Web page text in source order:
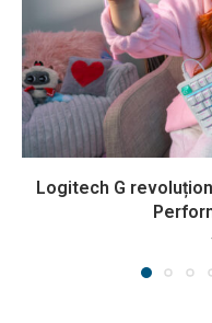
Logitech G